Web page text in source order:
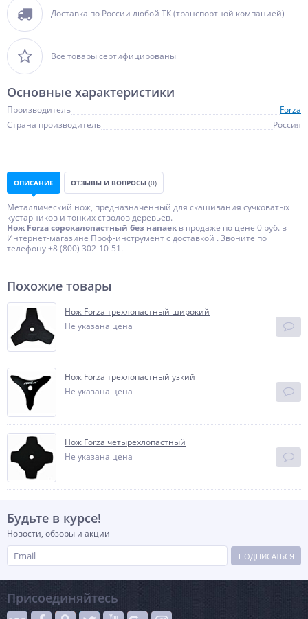
Доставка по России любой ТК (транспортной компанией)
Все товары сертифицированы
Основные характеристики
Производитель
Forza
Страна производитель
Россия
ОПИСАНИЕ ОТЗЫВЫ И ВОПРОСЫ (0)
Металлический нож, предназначенный для скашивания сучковатых
кустарников и тонких стволов деревьев.
Нож Forza сорокалопастный без напаек в продаже по цене 0 руб. в
Интернет-магазине Проф-инструмент с доставкой . Звоните по
телефону +8 (800) 302-10-51.
Похожие товары
Нож Forza трехлопастный широкий
Не указана цена
Нож Forza трехлопастный узкий
Не указана цена
Нож Forza четырехлопастный
Не указана цена
Будьте в курсе!
Новости, обзоры и акции
ПОДПИСАТЬСЯ
Присоединяйтесь